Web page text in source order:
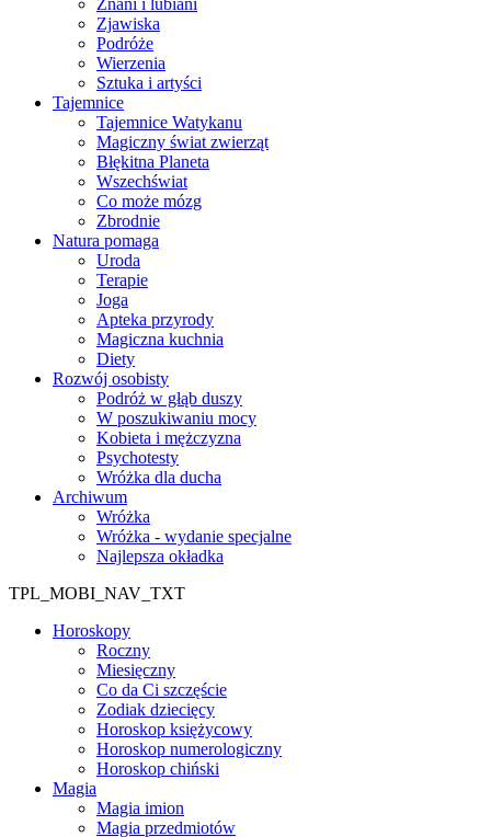
Znani i lubiani
Zjawiska
Podróże
Wierzenia
Sztuka i artyści
Tajemnice
Tajemnice Watykanu
Magiczny świat zwierząt
Błękitna Planeta
Wszechświat
Co może mózg
Zbrodnie
Natura pomaga
Uroda
Terapie
Joga
Apteka przyrody
Magiczna kuchnia
Diety
Rozwój osobisty
Podróż w głąb duszy
W poszukiwaniu mocy
Kobieta i mężczyzna
Psychotesty
Wróżka dla ducha
Archiwum
Wróżka
Wróżka - wydanie specjalne
Najlepsza okładka
TPL_MOBI_NAV_TXT
Horoskopy
Roczny
Miesięczny
Co da Ci szczęście
Zodiak dziecięcy
Horoskop księżycowy
Horoskop numerologiczny
Horoskop chiński
Magia
Magia imion
Magia przedmiotów